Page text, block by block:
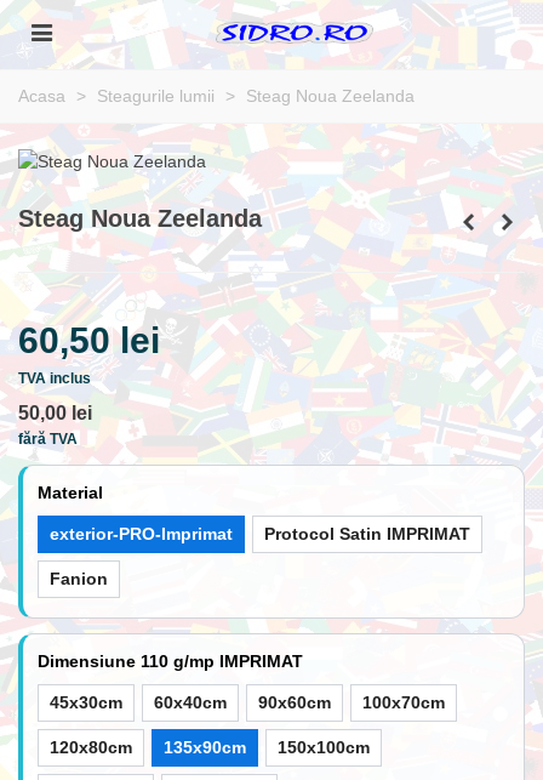
Acasa > Steagurile lumii > Steag Noua Zeelanda
Steag Noua Zeelanda
60,50 lei
TVA inclus
50,00 lei
fără TVA
Material
exterior-PRO-Imprimat Protocol Satin IMPRIMAT
Fanion
Dimensiune 110 g/mp IMPRIMAT
45x30cm 60x40cm 90x60cm 100x70cm
120x80cm 135x90cm 150x100cm